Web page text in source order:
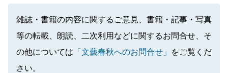
雑誌・書籍の内容に関するご意見、書籍・記事・写真
等の転載、朗読、二次利用などに関するお問合せ、そ
の他については 「文藝春秋へのお問合せ」
をご覧くだ
さい。